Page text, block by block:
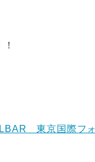
東京国際フ